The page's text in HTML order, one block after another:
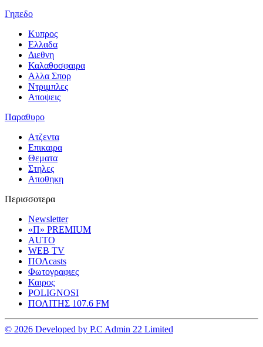
Γηπεδο
Κυπρος
Ελλαδα
Διεθνη
Καλαθοσφαιρα
Αλλα Σπορ
Ντριμπλες
Αποψεις
Παραθυρο
Ατζεντα
Επικαιρα
Θεματα
Στηλες
Αποθηκη
Περισσοτερα
Newsletter
«Π» PREMIUM
AUTO
WEB TV
ΠΟΛcasts
Φωτογραφιες
Καιρος
POLIGNOSI
ΠΟΛΙΤΗΣ 107.6 FM
© 2026 Developed by P.C Admin 22 Limited